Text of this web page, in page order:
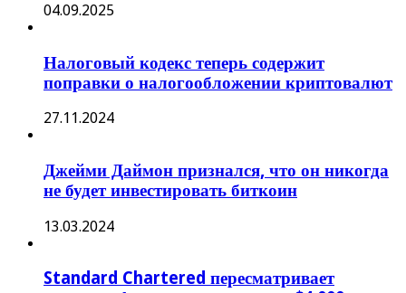
04.09.2025
Налоговый кодекс теперь содержит
поправки о налогообложении криптовалют
27.11.2024
Джейми Даймон признался, что он никогда
не будет инвестировать биткоин
13.03.2024
Standard Chartered пересматривает